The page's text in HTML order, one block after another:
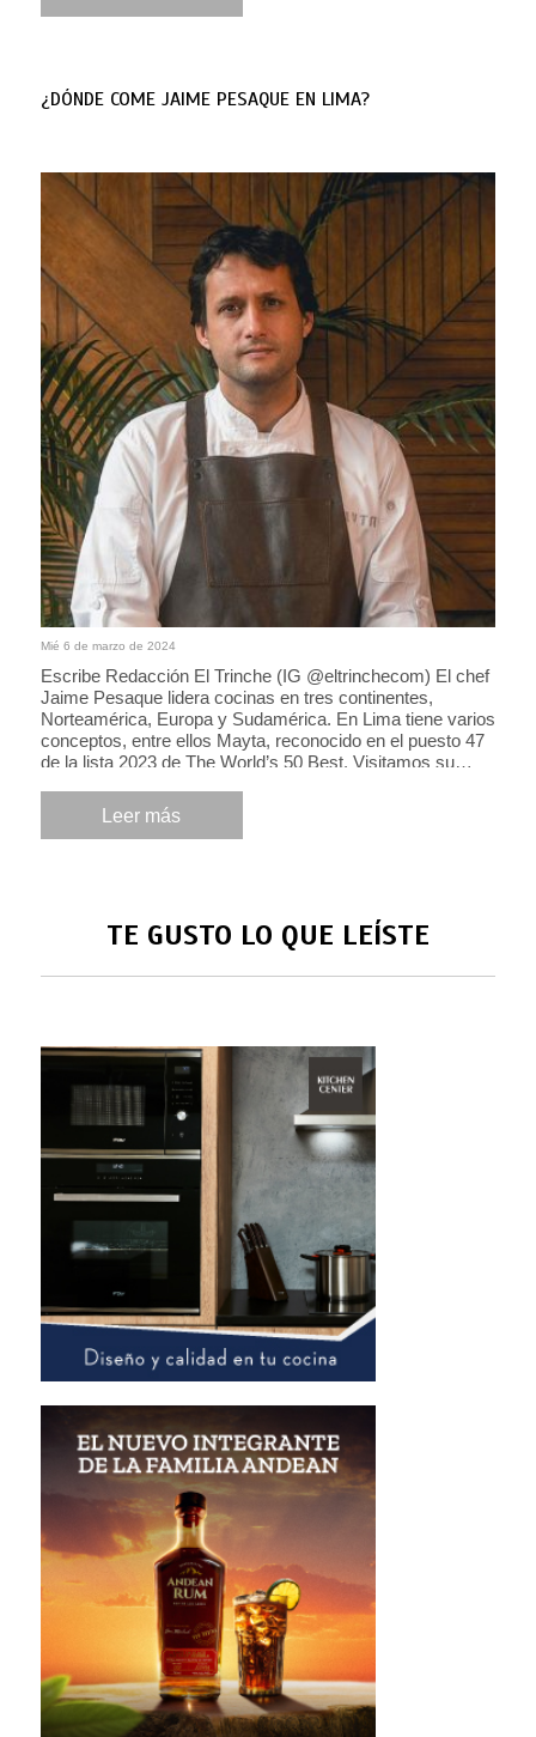
¿DÓNDE COME JAIME PESAQUE EN LIMA?
Mié 6 de marzo de 2024
Escribe Redacción El Trinche (IG @eltrinchecom) El chef
Jaime Pesaque lidera cocinas en tres continentes,
Norteamérica, Europa y Sudamérica. En Lima tiene varios
conceptos, entre ellos Mayta, reconocido en el puesto 47
de la lista 2023 de The World’s 50 Best. Visitamos su
recomendara sus lugares favoritos en Lima.
CARMELITAS. “Desayuno […]
Leer más
TE GUSTO LO QUE LEÍSTE